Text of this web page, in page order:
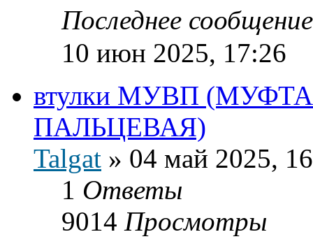
Последнее
10 июн 2025, 17:26
втулки МУВП
ПАЛЬЦЕВАЯ)
Talgat » 04 май 2025,
1 Ответы
9014 Просмотры